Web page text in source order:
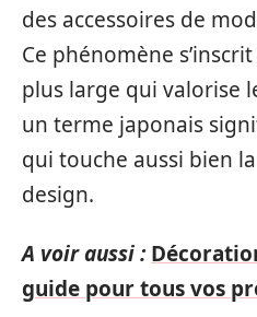
des accessoires de
Ce phénomène
plus large qui valorise
un terme japonais
qui touche aussi bien
design.
A voir aussi :
guide pour tous vos